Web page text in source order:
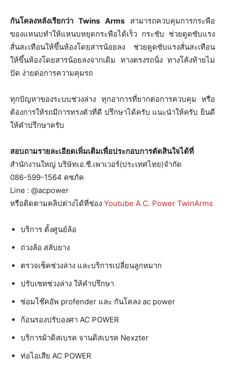
กันโคลงหลังเรียกว่า Twins Arms สามารถควบคุมการกระพือ
ของแหนบทำให้แหนบหยุดกระพือได้เร็ว กระชับ ช่วยดูดซับแรง
สั่นสะเทือนให้ขึ้นห้องโดยสารน้อยลง ช่วยดูดซับแรงสั่นสะเทือน
ให้ขึ้นห้องโดยสารน้อยลงจากเดิม ทางตรงรถนิ่ง ทางโค้งท้ายไม่
ปัด ง่ายต่อการความคุมรถ
ทุกปัญหาของระบบช่วงล่าง ทุกอาการที่ยากต่อการควบคุม หรือ
ต้องการให้รถมีการทรงตัวที่ดี ปรึกษาได้ครับ แนะนำให้ครับ ยินดี
ให้คำปรึกษาครับ
สอบถามรายละเอียดเพิ่มเติมเพื่อประกอบการตัดสินใจได้ที่
สำนักงานใหญ่ บริษัทเอ.ซี.เพาเวอร์(ประเทศไทย)จำกัด
086-599-1564 คชภัค
Line : @acpower
หรือติดตามคลิปต่างได้ที่ช่อง Youtube A.C. Power TwinArms
บริการ ตั้งศูนย์ล้อ
ถ่วงล้อ สลับยาง
ตรวจเช็คช่วงล่าง และบริการเปลี่ยนลูกหมาก
ปรับเซทช่วงล่าง ให้คำปรึกษา
ซ่อมโช๊คอัพ profender และ กันโคลง ac power
ก้อนรองปรับองศา AC POWER
บริการผ้าดิสเบรค จานดิสเบรค Nexzter
ท่อไอเสีย AC POWER